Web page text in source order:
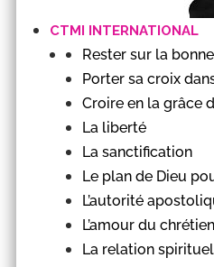
CTMI INTERNATIONAL
Rester sur la
Porter sa croix
Croire en la grâce
La liberté
La sanctification
Le plan de Dieu
L’autorité
L’amour du chrétien
La relation